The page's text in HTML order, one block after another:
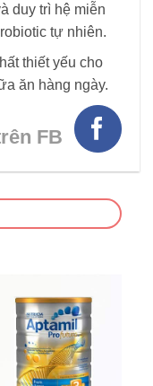
duy trì hệ miễn
tự nhiên.
thiết yếu cho
ăn hàng ngày.
FB